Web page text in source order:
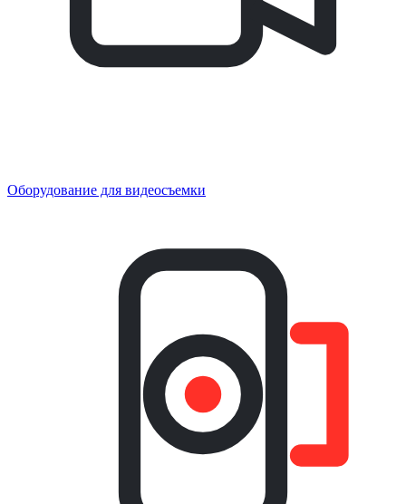
Оборудование для видеосъемки